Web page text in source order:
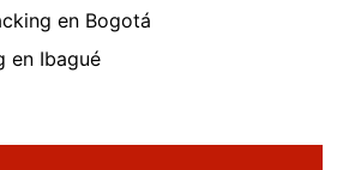
en Bogotá
en Ibagué